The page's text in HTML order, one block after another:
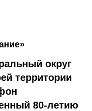
округ
территории
80-летию